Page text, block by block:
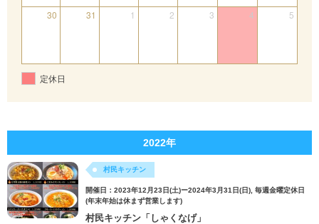
30 31 1 2 3 4 5
定休日
2022年
村民キッチン
開催日：2023年12月23日(土)ー2024年3月31日(日), 毎週金曜定休日
(年末年始は休まず営業します)
村民キッチン「しゃくなげ」